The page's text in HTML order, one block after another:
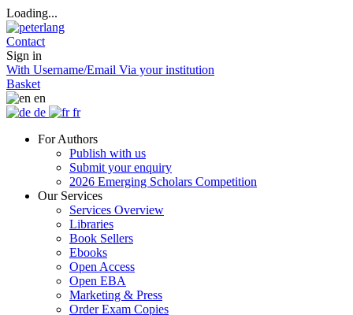
Loading...
Contact
Sign in
With Username/Email Via your institution
Basket
en
de
fr
For Authors
Publish with us
Submit your enquiry
2026 Emerging Scholars Competition
Our Services
Services Overview
Libraries
Book Sellers
Ebooks
Open Access
Open EBA
Marketing & Press
Order Exam Copies